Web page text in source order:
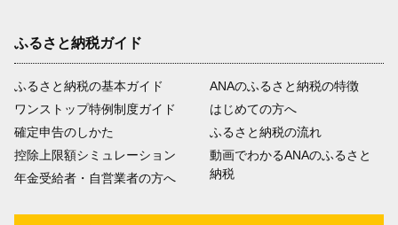
ふるさと納税ガイド
ふるさと納税の基本ガイド
ワンストップ特例制度ガイド
確定申告のしかた
控除上限額シミュレーション
年金受給者・自営業者の方へ
ANAのふるさと納税の特徴
はじめての方へ
ふるさと納税の流れ
動画でわかるANAのふるさと
納税